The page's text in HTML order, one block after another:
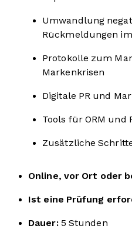
Umwandlung
Rückmeldungen im
Protokolle zum
Markenkrisen
Digitale PR und
Tools für ORM
Zusätzliche
Online, vor Ort oder
Ist eine Prüfung
Dauer:5 Stunden